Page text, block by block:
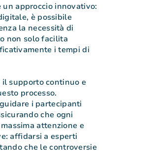
approccio innovativo:
è possibile
la necessità di
non solo facilita
i tempi di
supporto continuo e
processo.
i partecipanti
che ogni
attenzione e
affidarsi a esperti
che le controversie